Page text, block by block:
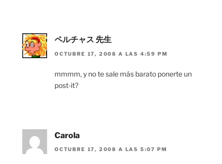
ペルチャス 先生
OCTUBRE 17, 2008 A LAS 4:59 PM
mmmm, y no te sale más barato ponerte un
post-it?
Carola
OCTUBRE 17, 2008 A LAS 5:07 PM